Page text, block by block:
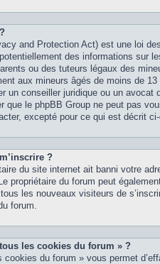
and Protection Act) est une loi
des informations sur
ou des tuteurs légaux des
aux mineurs âgés de moins de
un conseiller juridique ou un avocat
que le phpBB Group ne peut pas
excepté pour ce qui est décrit
?
du site internet ait banni votre
propriétaire du forum peut
les nouveaux visiteurs de
forum.
les cookies du forum » ?
cookies du forum » vous permet